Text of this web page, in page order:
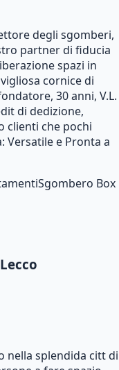
degli sgomberi,
partner di fiducia
spazi in
cornice di
30 anni, V.L.
di dedizione,
clienti che pochi
Versatile e Pronta a
Sgombero Box
nella splendida citt di